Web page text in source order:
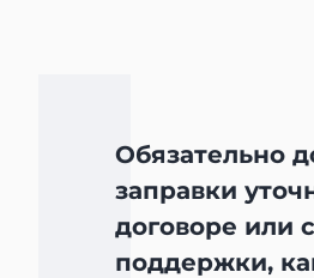
Обязательно
заправки
договоре или
поддержки,